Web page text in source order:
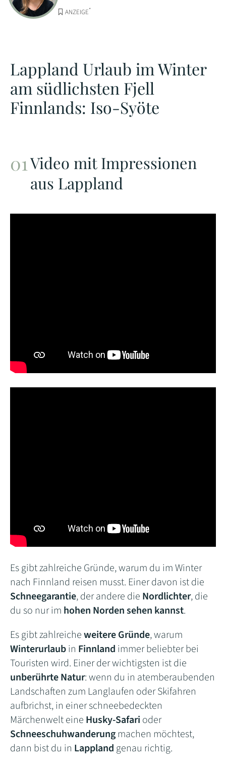
ANZEIGE*
Lappland Urlaub im Winter
am südlichsten Fjell
Finnlands: Iso-Syöte
Video mit Impressionen
aus Lappland
Es gibt zahlreiche Gründe, warum du im Winter
nach Finnland reisen musst. Einer davon ist die
Schneegarantie, der andere die Nordlichter, die
du so nur im hohen Norden sehen kannst.
Es gibt zahlreicheweitere Gründe, warum
Winterurlaubin Finnland immer beliebter bei
Touristen wird. Einer der wichtigsten ist die
unberührte Natur: wenn du in atemberaubenden
Landschaften zum Langlaufen oder Skifahren
aufbrichst, in einer schneebedeckten
Märchenwelt eine Husky-Safari oder
Schneeschuhwanderungmachen möchtest,
dann bist du in Lappland genau richtig.